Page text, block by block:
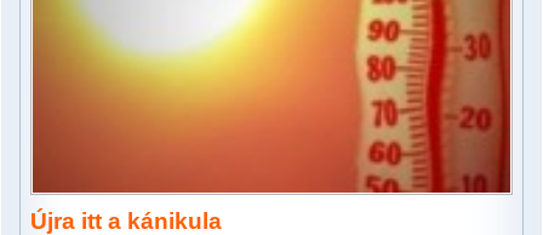
Újra itt a kánikula